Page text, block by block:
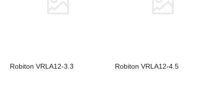
Robiton VRLA12-3.3 Robiton VRLA12-4.5